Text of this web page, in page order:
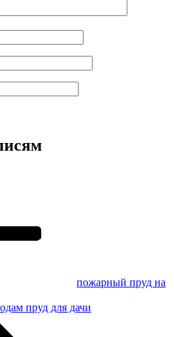
пожарный пруд на
пруд для дачи